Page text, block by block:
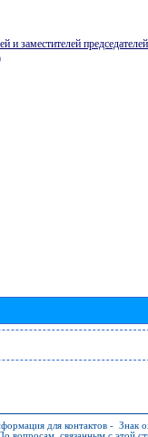
и заместителей председателей
для контактов - Знак